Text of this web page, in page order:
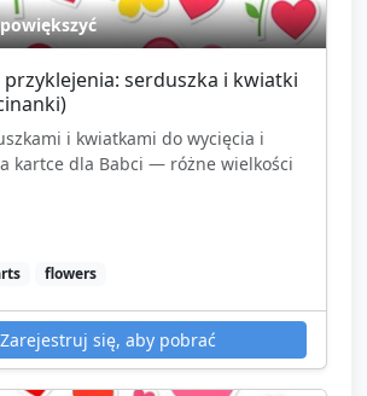
przyklejenia: serduszka i kwiatki
i kwiatkami do wycięcia i
kartce dla Babci — różne wielkości
flowers
Zarejestruj się, aby pobrać